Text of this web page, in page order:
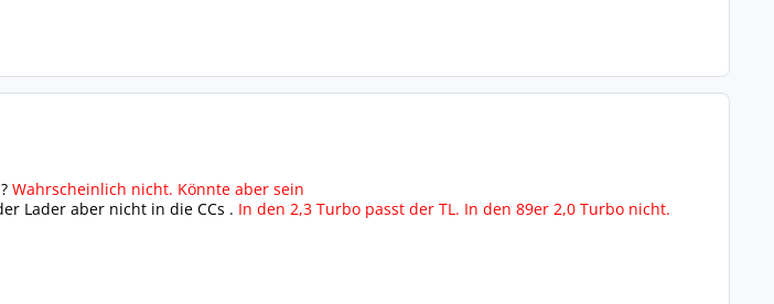
Wahrscheinlich nicht. Könnte aber sein
Lader aber nicht in die CCs . In den 2,3 Turbo passt der TL. In den 89er 2,0 Turbo nicht.